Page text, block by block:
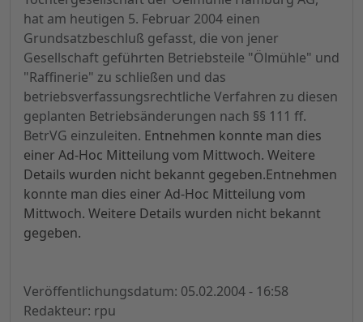
hat am heutigen 5. Februar 2004 einen
Grundsatzbeschluß gefasst, die von jener
Gesellschaft geführten Betriebsteile "Ölmühle" und
"Raffinerie" zu schließen und das
betriebsverfassungsrechtliche Verfahren zu diesen
geplanten Betriebsänderungen nach §§ 111 ff.
BetrVG einzuleiten. Entnehmen konnte man dies
einer Ad-Hoc Mitteilung vom Mittwoch. Weitere
Details wurden nicht bekannt gegeben.Entnehmen
konnte man dies einer Ad-Hoc Mitteilung vom
Mittwoch. Weitere Details wurden nicht bekannt
gegeben.
Veröffentlichungsdatum: 05.02.2004 - 16:58
Redakteur: rpu